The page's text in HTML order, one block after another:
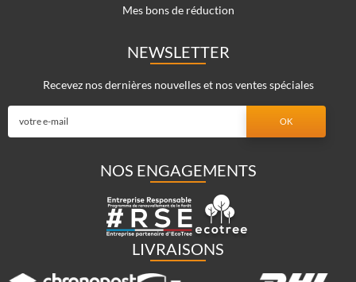
Mes bons de réduction
NEWSLETTER
Recevez nos dernières nouvelles et nos ventes spéciales
NOS ENGAGEMENTS
LIVRAISONS